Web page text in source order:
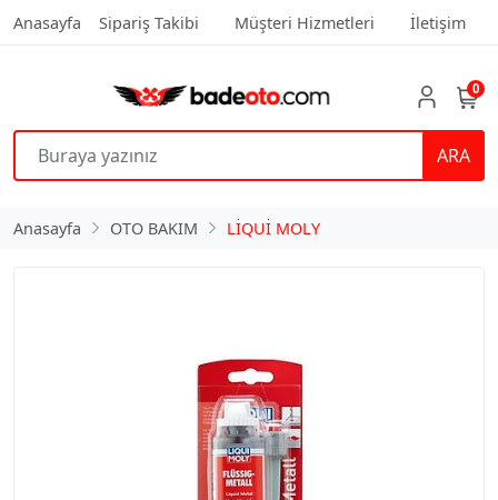
Anasayfa Sipariş Takibi Müşteri Hizmetleri İletişim
ARA
0
Anasayfa OTO BAKIM LİQUİ MOLY